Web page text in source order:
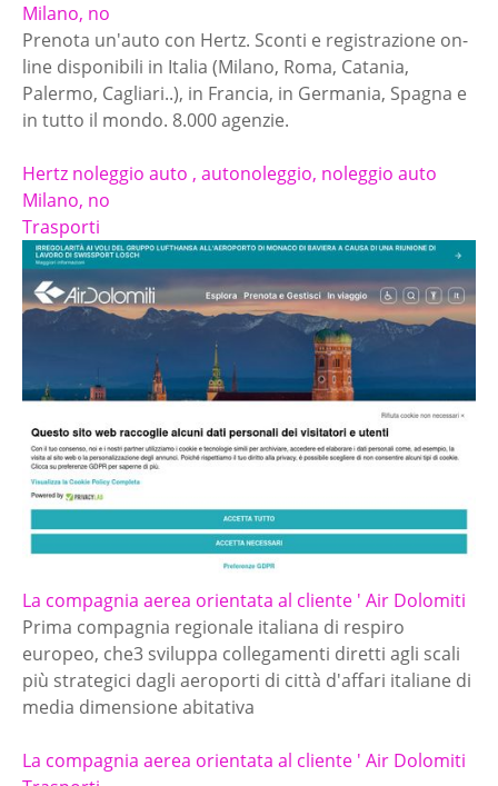
Milano, no
Prenota un'auto con Hertz. Sconti e registrazione on-
line disponibili in Italia (Milano, Roma, Catania,
Palermo, Cagliari..), in Francia, in Germania, Spagna e
in tutto il mondo. 8.000 agenzie.
Hertz noleggio auto , autonoleggio, noleggio auto
Milano, no
Trasporti
La compagnia aerea orientata al cliente ' Air Dolomiti
Prima compagnia regionale italiana di respiro
europeo, che3 sviluppa collegamenti diretti agli scali
più strategici dagli aeroporti di città d'affari italiane di
media dimensione abitativa
La compagnia aerea orientata al cliente ' Air Dolomiti